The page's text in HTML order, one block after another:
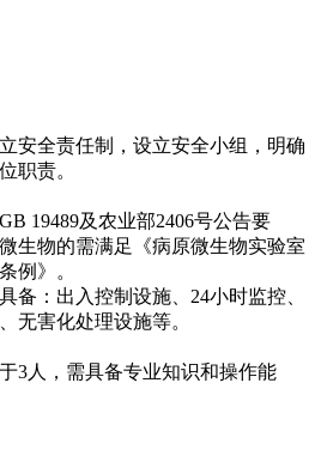
安全责任制，设立安全小组，明确
职责。
19489及农业部2406号公告要
生物的需满足《病原微生物实验室
例》。
备：出入控制设施、24小时监控、
无害化处理设施等。
3人，需具备专业知识和操作能